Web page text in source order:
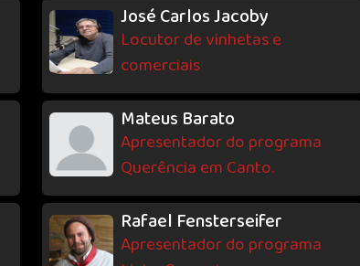
José Carlos Jacoby
Locutor de vinhetas e
comerciais
Mateus Barato
Apresentador do programa
Querência em Canto.
Rafael Fensterseifer
Apresentador do programa